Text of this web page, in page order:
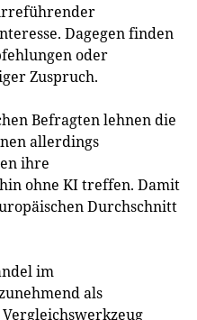
Dagegen finden
oder
Zuspruch.
Befragten lehnen die
allerdings
ihre
ohne KI treffen. Damit
Durchschnitt
im
als